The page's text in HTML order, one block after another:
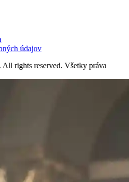
údajov
rights reserved. Všetky práva